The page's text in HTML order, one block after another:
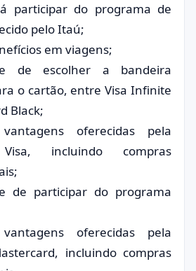
participar do programa de
pelo Itaú;
em viagens;
de escolher a bandeira
o cartão, entre Visa Infinite
Black;
oferecidas pela
incluindo compras
de participar do programa
oferecidas pela
incluindo compras